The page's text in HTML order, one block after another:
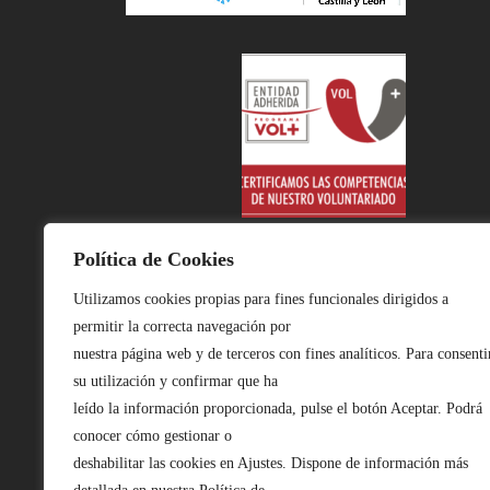
Política de Cookies
Utilizamos cookies propias para fines funcionales dirigidos a
permitir la correcta navegación por
nuestra página web y de terceros con fines analíticos. Para
su utilización y confirmar que ha
leído la información proporcionada, pulse el botón Aceptar. Podrá
conocer cómo gestionar o
deshabilitar las cookies en Ajustes. Dispone de información más